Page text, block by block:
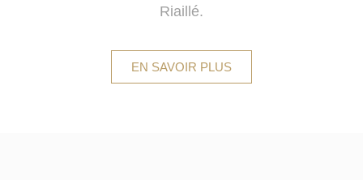
Riaillé.
EN SAVOIR PLUS